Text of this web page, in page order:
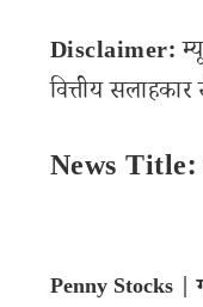
Disclaimer:
वित्तीय
News
Penny Stocks |